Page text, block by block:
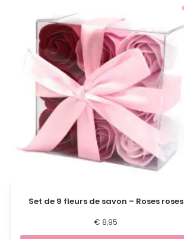
Set de 9 fleurs de savon – Roses roses
€ 8,95